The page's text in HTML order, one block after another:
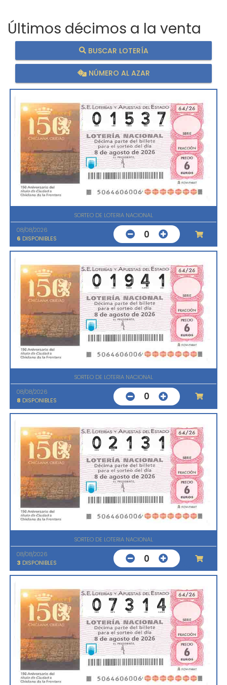
Últimos décimos a la venta
BUSCAR LOTERÍA
NÚMERO AL AZAR
SORTEO DE LOTERIA NACIONAL
08/08/2026
6 DISPONIBLES 0
SORTEO DE LOTERIA NACIONAL
08/08/2026
8 DISPONIBLES 0
SORTEO DE LOTERIA NACIONAL
08/08/2026
3 DISPONIBLES 0